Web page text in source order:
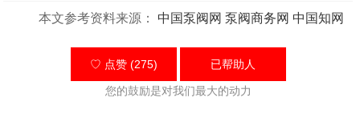
本文参考资料来源： 中国泵阀网 泵阀商务网 中国知网
♡ 点赞 (275) 已帮助 人
您的鼓励是对我们最大的动力